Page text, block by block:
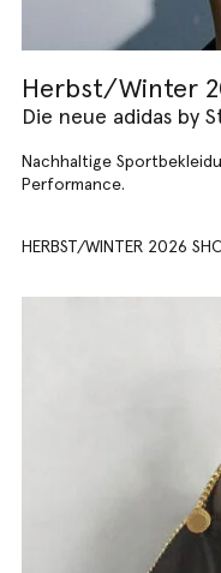
Herbst/Winter
Die neue adidas by
Nachhaltige
Performance.
HERBST/WINTER 2026